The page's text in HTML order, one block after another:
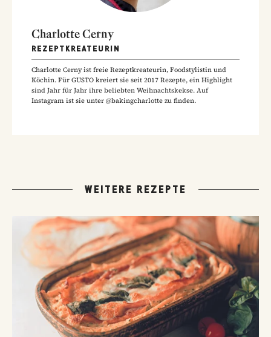
Charlotte Cerny
REZEPTKREATEURIN
Charlotte Cerny ist freie Rezeptkreateurin, Foodstylistin und
Köchin. Für GUSTO kreiert sie seit 2017 Rezepte, ein Highlight
sind Jahr für Jahr ihre beliebten Weihnachtskekse. Auf
Instagram ist sie unter @bakingcharlotte zu finden.
WEITERE REZEPTE